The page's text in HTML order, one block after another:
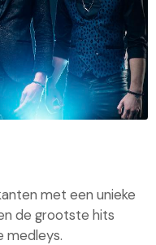
met een unieke
de grootste hits
medleys.